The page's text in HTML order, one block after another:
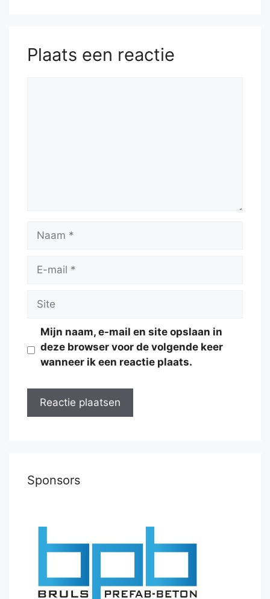
51.Rh8+ Kxh8 52.Qxf8+
Plaats een reactie
Naam
Site
Mijn naam, e-mail en site opslaan in
deze browser voor de volgende keer
wanneer ik een reactie plaats.
Sponsors